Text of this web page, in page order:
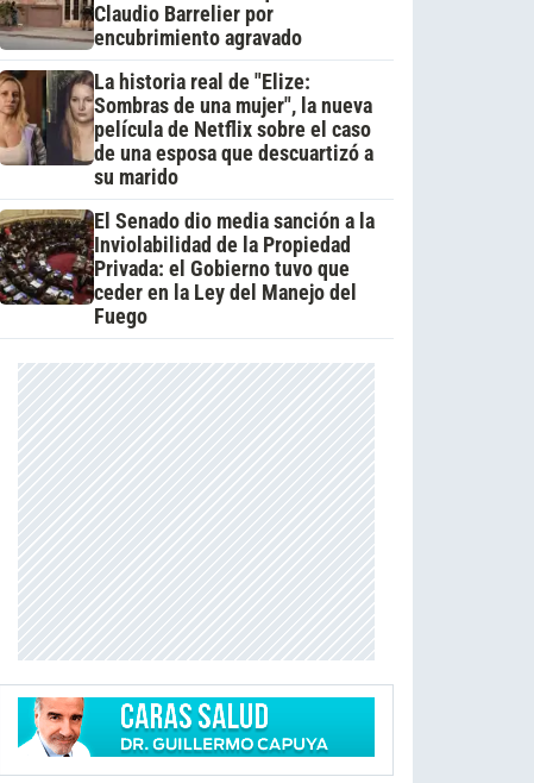
Claudio Barrelier por
encubrimiento agravado
La historia real de "Elize:
Sombras de una mujer", la nueva
película de Netflix sobre el caso
de una esposa que descuartizó a
su marido
El Senado dio media sanción a la
Inviolabilidad de la Propiedad
Privada: el Gobierno tuvo que
ceder en la Ley del Manejo del
Fuego